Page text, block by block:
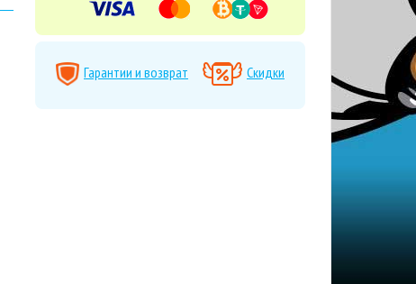
Гарантии и возврат Скидки